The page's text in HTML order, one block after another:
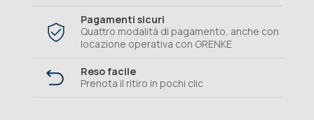
Pagamenti sicuri
Quattro modalità di pagamento, anche con
locazione operativa con GRENKE
Reso facile
Prenota il ritiro in pochi clic